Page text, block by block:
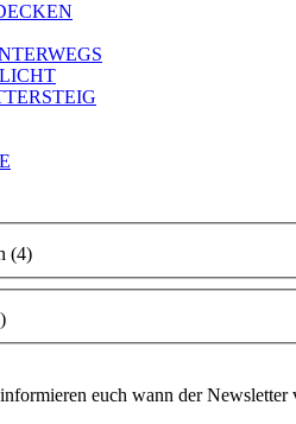
(4)
euch wann der Newsletter